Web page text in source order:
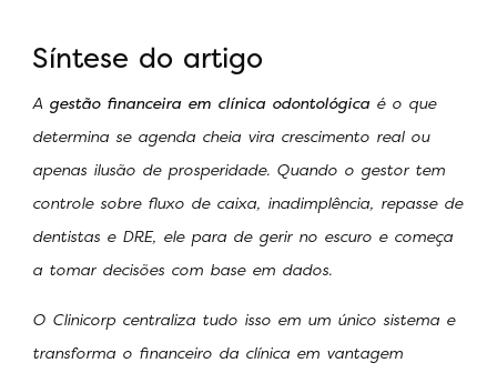
Síntese do artigo
A gestão financeira em clínica odontológica é o que
determina se agenda cheia vira crescimento real ou
apenas ilusão de prosperidade. Quando o gestor tem
controle sobre fluxo de caixa, inadimplência, repasse de
dentistas e DRE, ele para de gerir no escuro e começa
a tomar decisões com base em dados.
O Clinicorp centraliza tudo isso em um único sistema e
transforma o financeiro da clínica em vantagem